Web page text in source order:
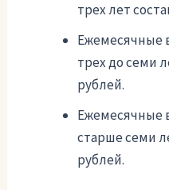
трех лет
Ежемесячные
трех до семи
рублей.
Ежемесячные
старше семи
рублей.